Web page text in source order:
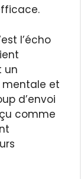
l’écho
un
et
d’envoi
comme